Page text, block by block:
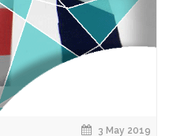
3 May 2019